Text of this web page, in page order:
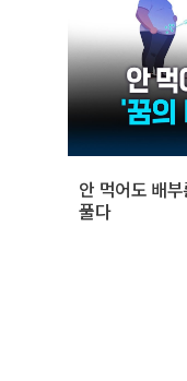
안 먹어도 배
풀다